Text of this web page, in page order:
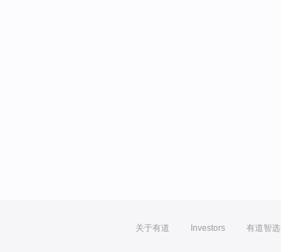
关于有道 Investors 有道智选